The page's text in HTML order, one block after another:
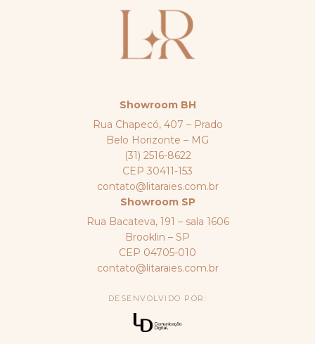
Showroom BH
Rua Chapecó, 407 – Prado
Belo Horizonte – MG
(31) 2516-8622
CEP 30411-153
contato@litaraies.com.br
Showroom SP
Rua Bacateva, 191 – sala 1606
Brooklin – SP
CEP 04705-010
contato@litaraies.com.br
DESENVOLVIDO POR: